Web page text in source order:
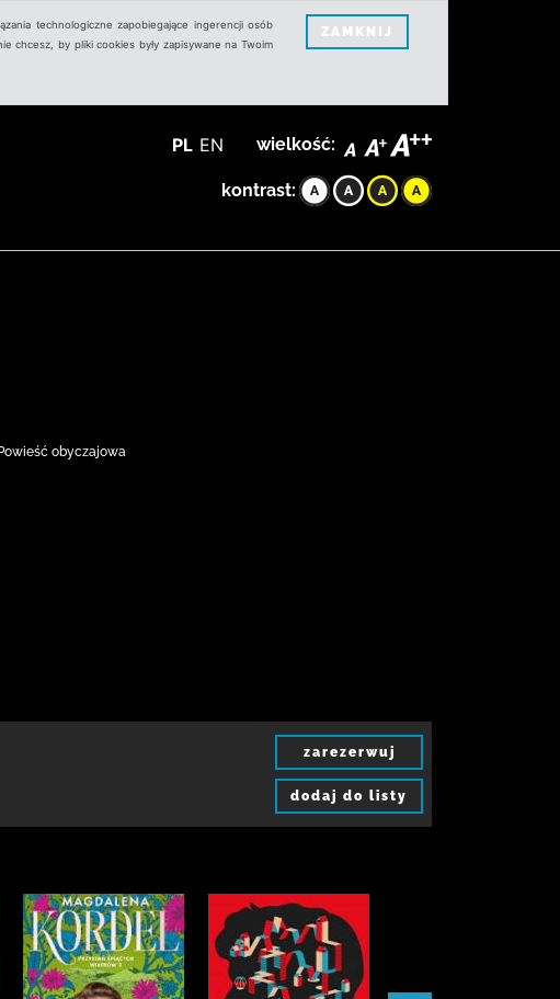
technologiczne zapobiegające ingerencji osób
chcesz, by pliki cookies były zapisywane na Twoim
ZAMKNIJ
PL EN wielkość:
kontrast:
obyczajowa
zarezerwuj
dodaj do listy